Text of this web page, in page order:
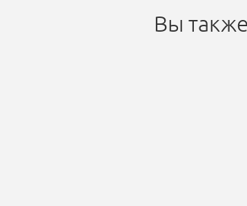
Вы